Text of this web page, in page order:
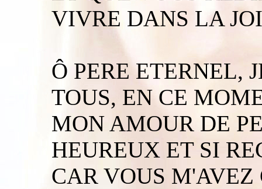
VIVRE DANS LA
Ô PERE ETERNEL,
TOUS, EN CE
MON AMOUR DE
HEUREUX ET SI
CAR VOUS M'AVEZ